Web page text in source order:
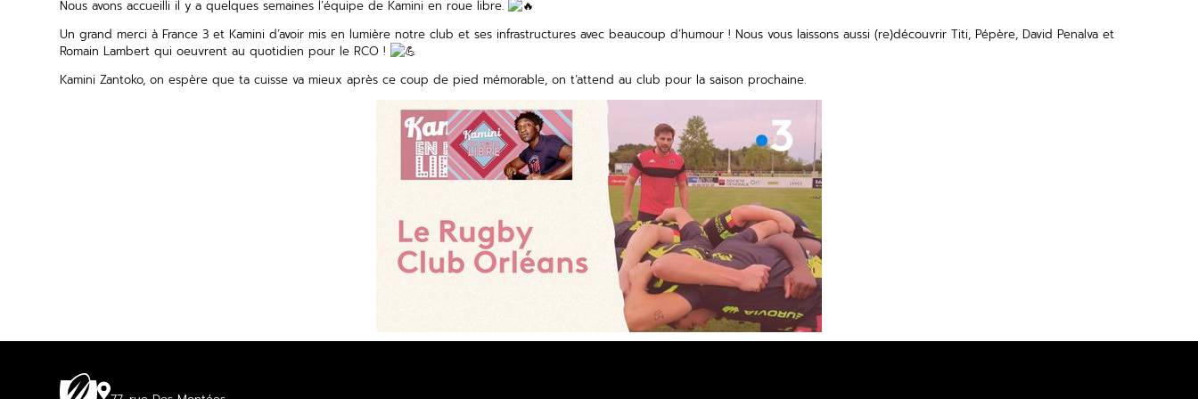
Nous avons accueilli il y a quelques semaines l’équipe de Kamini en roue libre.
Un grand merci à France 3 et Kamini d’avoir mis en lumière notre club et ses infrastructures avec beaucoup d’humour ! Nous vous laissons aussi (re)découvrir Titi, Pépère, David Penalva et
Romain Lambert qui oeuvrent au quotidien pour le RCO !
Kamini Zantoko, on espère que ta cuisse va mieux après ce coup de pied mémorable, on t’attend au club pour la saison prochaine.